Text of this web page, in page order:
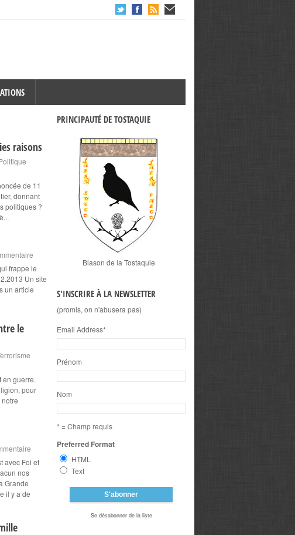
raisons
de 11
donnant
politiques ?
frappe le
Un site
un article
le
en guerre.
pour
avec Foi et
nos
Grande
il y a de
PRINCIPAUTÉ DE TOSTAQUIE
Blason de la Tostaquie
S'INSCRIRE À LA NEWSLETTER
(promis, on n'abusera pas)
Email Address*
Prénom
Nom
* = Champ requis
Preferred Format
HTML
Text
Se désabonner de la liste